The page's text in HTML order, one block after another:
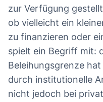
zur Verfügung
ob vielleicht ein
zu finanzieren oder
spielt ein Begriff mit:
Beleihungsgrenze
durch institutionelle
nicht jedoch bei